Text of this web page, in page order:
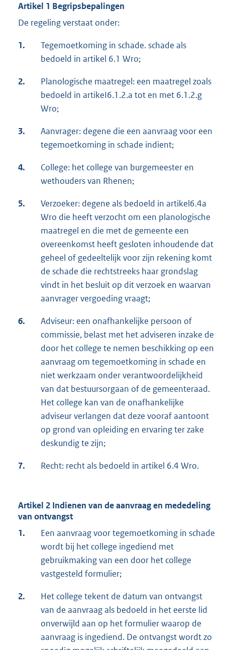
Artikel 1 Begripsbepalingen
De regeling verstaat onder:
1.
Tegemoetkoming in schade. schade als
bedoeld in artikel 6.1 Wro;
2.
Planologische maatregel: een maatregel zoals
bedoeld in artikeI6.1.2.a tot en met 6.1.2.g
Wro;
3.
Aanvrager: degene die een aanvraag voor een
tegemoetkoming in schade indient;
4.
College: het college van burgemeester en
wethouders van Rhenen;
5.
Verzoeker: degene als bedoeld in artikel6.4a
Wro die heeft verzocht om een planologische
maatregel en die met de gemeente een
overeenkomst heeft gesloten inhoudende dat
geheel of gedeeltelijk voor zijn rekening komt
de schade die rechtstreeks haar grondslag
vindt in het besluit op dit verzoek en waarvan
aanvrager vergoeding vraagt;
6.
Adviseur: een onafhankelijke persoon of
commissie, belast met het adviseren inzake de
door het college te nemen beschikking op een
aanvraag om tegemoetkoming in schade en
niet werkzaam onder verantwoordelijkheid
van dat bestuursorgaan of de gemeenteraad.
Het college kan van de onafhankelijke
adviseur verlangen dat deze vooraf aantoont
op grond van opleiding en ervaring ter zake
deskundig te zijn;
7. Recht: recht als bedoeld in artikel 6.4 Wro.
Artikel 2 Indienen van de aanvraag en mededeling
van ontvangst
1.
Een aanvraag voor tegemoetkoming in schade
wordt bij het college ingediend met
gebruikmaking van een door het college
vastgesteld formulier;
2.
Het college tekent de datum van ontvangst
van de aanvraag als bedoeld in het eerste lid
onverwijld aan op het formulier waarop de
aanvraag is ingediend. De ontvangst wordt zo